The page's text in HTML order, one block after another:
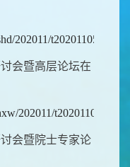
202011/
会暨高层论坛在
202011/
会暨院士专家论